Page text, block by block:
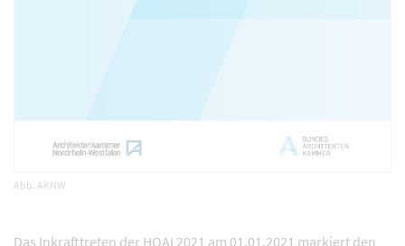
Abb. AKNW
Das Inkrafttreten der HOAI 2021 am 01.01.2021 markiert den